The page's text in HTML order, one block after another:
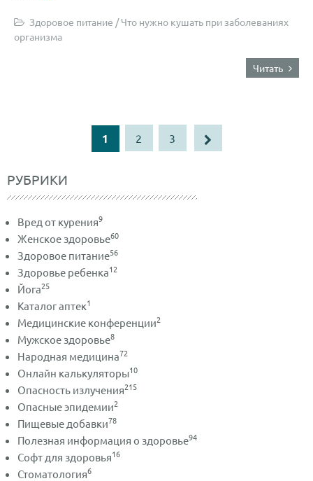
РУБРИКИ
Вред от курения9
Женское здоровье60
Здоровое питание56
Здоровье ребенка12
Йога25
Каталог аптек1
Медицинские конференции2
Мужское здоровье8
Народная медицина72
Онлайн калькуляторы10
Опасность излучения215
Опасные эпидемии2
Пищевые добавки78
Полезная информация о здоровье94
Софт для здоровья16
Стоматология6
Здоровое питание /Что нужно кушать при заболеваниях
организма
Читать
1 2 3